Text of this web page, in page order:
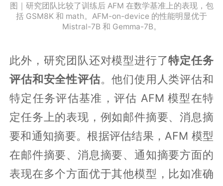
图｜研究团队比较了训练后 AFM 在数学基准上的表现，包
括 GSM8K 和 math。AFM-on-device 的性能明显优于
Mistral-7B 和 Gemma-7B。
此外，研究团队还对模型进行了特定任务
评估和安全性评估。他们使用人类评估和
特定任务评估基准，评估 AFM 模型在特
定任务上的表现，例如邮件摘要、消息摘
要和通知摘要。根据评估结果，AFM 模型
在邮件摘要、消息摘要、通知摘要方面的
表现在多个方面优于其他模型，比如准确